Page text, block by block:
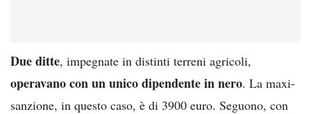
Due ditte, impegnate in distinti terreni agricoli,
operavano con un unico dipendente in nero. La maxi-
sanzione, in questo caso, è di 3900 euro. Seguono, con